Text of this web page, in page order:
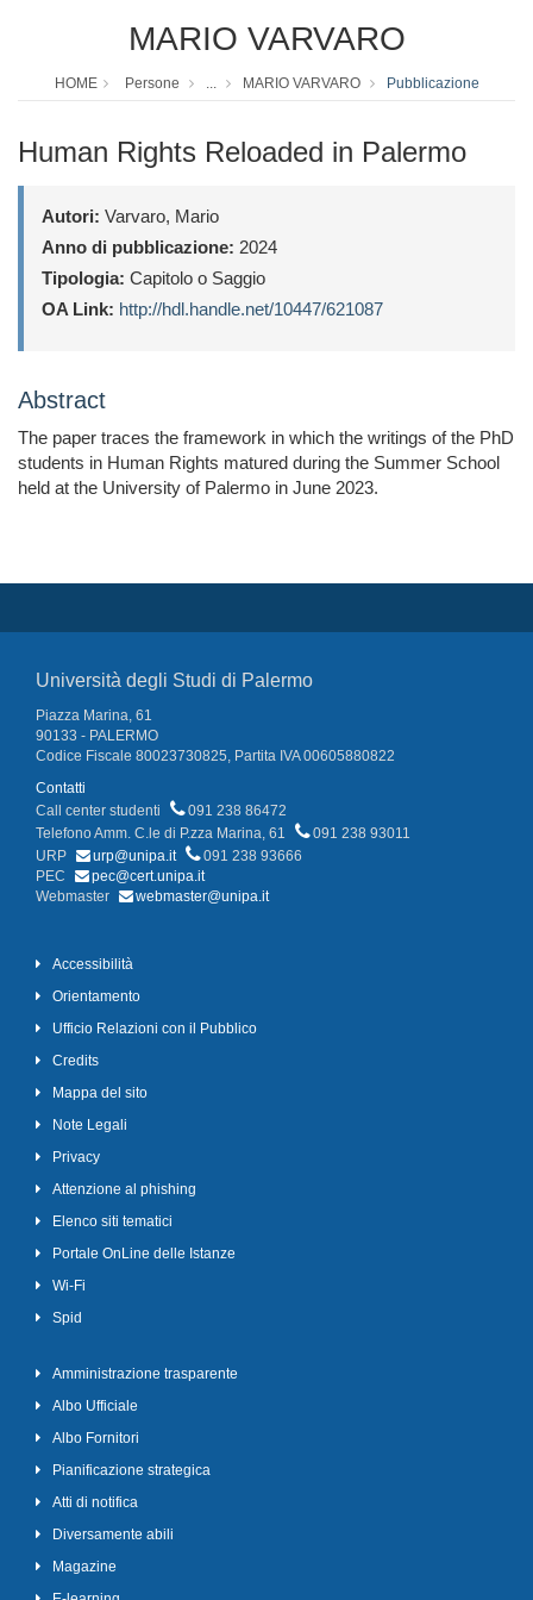
MARIO VARVARO
HOME Persone ... MARIO VARVARO Pubblicazione
Human Rights Reloaded in Palermo
Autori: Varvaro, Mario
Anno di pubblicazione: 2024
Tipologia: Capitolo o Saggio
OA Link: http://hdl.handle.net/10447/621087
Abstract
The paper traces the framework in which the writings of the PhD
students in Human Rights matured during the Summer School
held at the University of Palermo in June 2023.
Università degli Studi di Palermo
Piazza Marina, 61
90133 - PALERMO
Codice Fiscale 80023730825, Partita IVA 00605880822
Contatti
Call center studenti
091 238 86472
Telefono Amm. C.le di P.zza Marina, 61
091 238 93011
URP
urp@unipa.it
091 238 93666
PEC
pec@cert.unipa.it
Webmaster
webmaster@unipa.it
Accessibilità
Orientamento
Ufficio Relazioni con il Pubblico
Credits
Mappa del sito
Note Legali
Privacy
Attenzione al phishing
Elenco siti tematici
Portale OnLine delle Istanze
Wi-Fi
Spid
Amministrazione trasparente
Albo Ufficiale
Albo Fornitori
Pianificazione strategica
Atti di notifica
Diversamente abili
Magazine